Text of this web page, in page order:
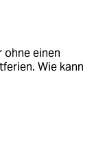
ohne einen
Wie kann